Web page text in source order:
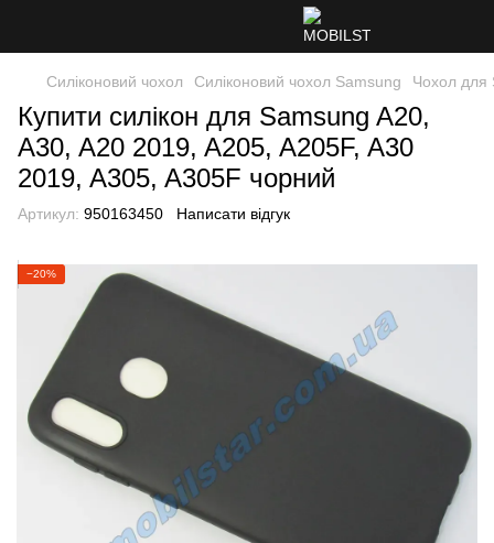
Силіконовий чохол Силіконовий чохол Samsung Чохол для
Купити силікон для Samsung A20,
A30, A20 2019, A205, A205F, A30
2019, A305, A305F чорний
Артикул: 950163450 Написати відгук
−20%